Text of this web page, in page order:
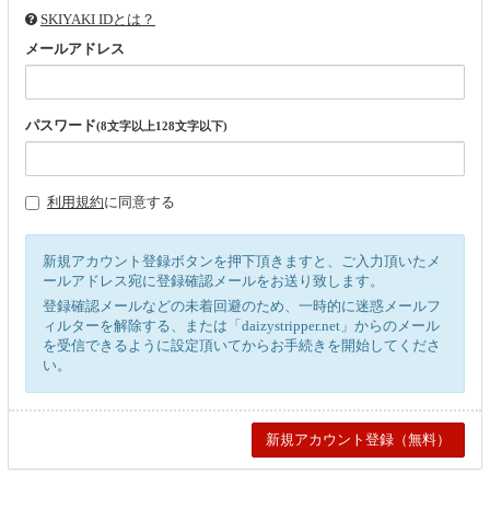
SKIYAKI IDとは？
メールアドレス
パスワード(8文字以上128文字以下)
利用規約に同意する
新規アカウント登録ボタンを押下頂きますと、ご入力頂いたメ
ールアドレス宛に登録確認メールをお送り致します。
登録確認メールなどの未着回避のため、一時的に迷惑メールフ
ィルターを解除する、または「daizystripper.net」からのメール
を受信できるように設定頂いてからお手続きを開始してくださ
い。